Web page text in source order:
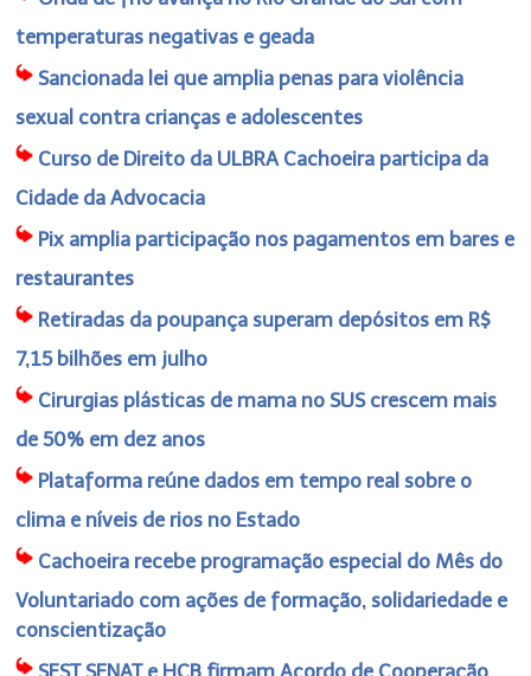
temperaturas negativas e geada
Sancionada lei que amplia penas para violência
sexual contra crianças e adolescentes
Curso de Direito da ULBRA Cachoeira participa da
Cidade da Advocacia
Pix amplia participação nos pagamentos em bares e
restaurantes
Retiradas da poupança superam depósitos em R$
7,15 bilhões em julho
Cirurgias plásticas de mama no SUS crescem mais
de 50% em dez anos
Plataforma reúne dados em tempo real sobre o
clima e níveis de rios no Estado
Cachoeira recebe programação especial do Mês do
Voluntariado com ações de formação, solidariedade e
conscientização
SEST SENAT e HCB firmam Acordo de Cooperação